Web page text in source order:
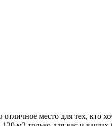
место для тех, кто